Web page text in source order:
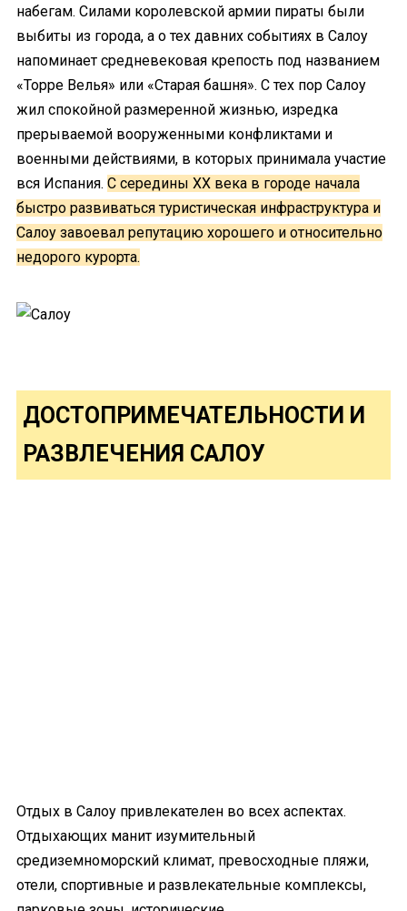
набегам. Силами королевской армии пираты были
выбиты из города, а о тех давних событиях в Салоу
напоминает средневековая крепость под названием
«Торре Велья» или «Старая башня». С тех пор Салоу
жил спокойной размеренной жизнью, изредка
прерываемой вооруженными конфликтами и
военными действиями, в которых принимала участие
вся Испания. С середины XX века в городе начала
быстро развиваться туристическая инфраструктура и
Салоу завоевал репутацию хорошего и относительно
недорого курорта.
ДОСТОПРИМЕЧАТЕЛЬНОСТИ И
РАЗВЛЕЧЕНИЯ САЛОУ
Отдых в Салоу привлекателен во всех аспектах.
Отдыхающих манит изумительный
средиземноморский климат, превосходные пляжи,
отели, спортивные и развлекательные комплексы,